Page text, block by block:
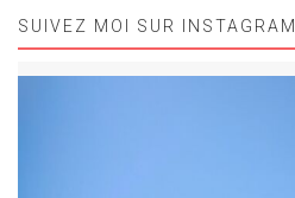
SUIVEZ MOI SUR INSTAGRAM